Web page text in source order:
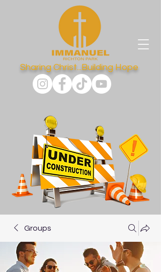
Sharing Christ...Building Hope
Groups